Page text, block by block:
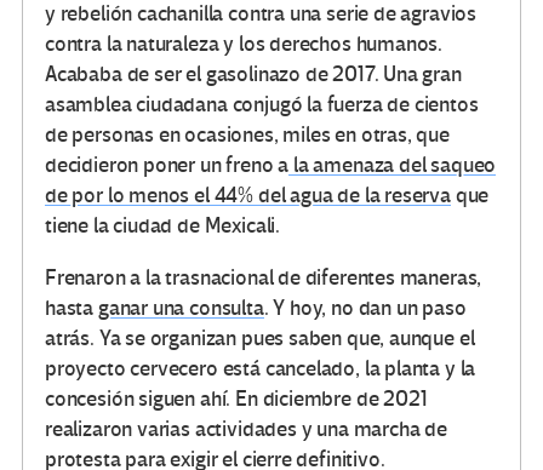
y rebelión cachanilla contra una serie de agravios
contra la naturaleza y los derechos humanos.
Acababa de ser el gasolinazo de 2017. Una gran
asamblea ciudadana conjugó la fuerza de cientos
de personas en ocasiones, miles en otras, que
decidieron poner un freno a la amenaza del saqueo
de por lo menos el 44% del agua de la reservaque
tiene la ciudad de Mexicali.
Frenaron a la trasnacional de diferentes maneras,
hastaganar una consulta. Y hoy, no dan un paso
atrás. Ya se organizan pues saben que, aunque el
proyecto cervecero está cancelado, la planta y la
concesión siguen ahí. En diciembre de 2021
realizaron varias actividades y una marcha de
protesta para exigir el cierre definitivo.